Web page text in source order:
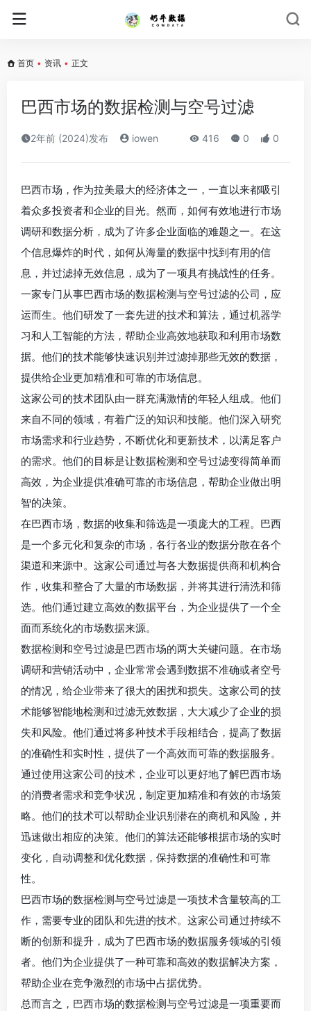
首页 • 资讯 • 正文
巴西市场的数据检测与空号过滤
2年前 (2024)发布 iowen 416 0 0
巴西市场，作为拉美最大的经济体之一，一直以来都吸引
着众多投资者和企业的目光。然而，如何有效地进行市场
调研和数据分析，成为了许多企业面临的难题之一。在这
个信息爆炸的时代，如何从海量的数据中找到有用的信
息，并过滤掉无效信息，成为了一项具有挑战性的任务。
一家专门从事巴西市场的数据检测与空号过滤的公司，应
运而生。他们研发了一套先进的技术和算法，通过机器学
习和人工智能的方法，帮助企业高效地获取和利用市场数
据。他们的技术能够快速识别并过滤掉那些无效的数据，
提供给企业更加精准和可靠的市场信息。
这家公司的技术团队由一群充满激情的年轻人组成。他们
来自不同的领域，有着广泛的知识和技能。他们深入研究
市场需求和行业趋势，不断优化和更新技术，以满足客户
的需求。他们的目标是让数据检测和空号过滤变得简单而
高效，为企业提供准确可靠的市场信息，帮助企业做出明
智的决策。
在巴西市场，数据的收集和筛选是一项庞大的工程。巴西
是一个多元化和复杂的市场，各行各业的数据分散在各个
渠道和来源中。这家公司通过与各大数据提供商和机构合
作，收集和整合了大量的市场数据，并将其进行清洗和筛
选。他们通过建立高效的数据平台，为企业提供了一个全
面而系统化的市场数据来源。
数据检测和空号过滤是巴西市场的两大关键问题。在市场
调研和营销活动中，企业常常会遇到数据不准确或者空号
的情况，给企业带来了很大的困扰和损失。这家公司的技
术能够智能地检测和过滤无效数据，大大减少了企业的损
失和风险。他们通过将多种技术手段相结合，提高了数据
的准确性和实时性，提供了一个高效而可靠的数据服务。
通过使用这家公司的技术，企业可以更好地了解巴西市场
的消费者需求和竞争状况，制定更加精准和有效的市场策
略。他们的技术可以帮助企业识别潜在的商机和风险，并
迅速做出相应的决策。他们的算法还能够根据市场的实时
变化，自动调整和优化数据，保持数据的准确性和可靠
性。
巴西市场的数据检测与空号过滤是一项技术含量较高的工
作，需要专业的团队和先进的技术。这家公司通过持续不
断的创新和提升，成为了巴西市场的数据服务领域的引领
者。他们为企业提供了一种可靠和高效的数据解决方案，
帮助企业在竞争激烈的市场中占据优势。
总而言之，巴西市场的数据检测与空号过滤是一项重要而